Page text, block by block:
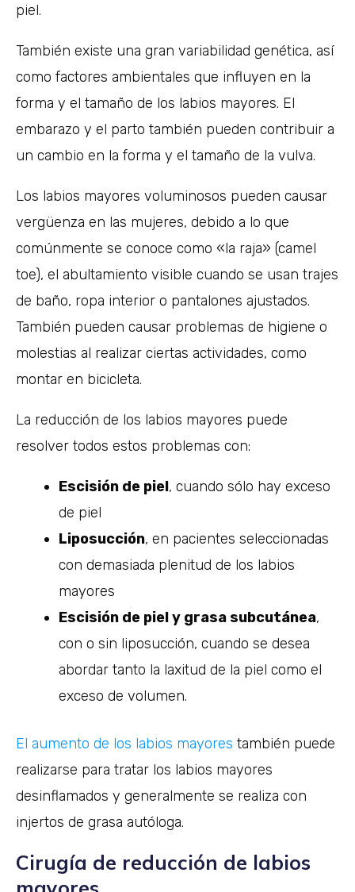
piel.
También existe una gran variabilidad genética, así
como factores ambientales que influyen en la
forma y el tamaño de los labios mayores. El
embarazo y el parto también pueden contribuir a
un cambio en la forma y el tamaño de la vulva.
Los labios mayores voluminosos pueden causar
vergüenza en las mujeres, debido a lo que
comúnmente se conoce como «la raja» (camel
toe), el abultamiento visible cuando se usan trajes
de baño, ropa interior o pantalones ajustados.
También pueden causar problemas de higiene o
molestias al realizar ciertas actividades, como
montar en bicicleta.
La reducción de los labios mayores puede
resolver todos estos problemas con:
Escisión de piel, cuando sólo hay exceso
de piel
Liposucción, en pacientes seleccionadas
con demasiada plenitud de los labios
mayores
Escisión de piel y grasa subcutánea,
con o sin liposucción, cuando se desea
abordar tanto la laxitud de la piel como el
exceso de volumen.
El aumento de los labios mayores también puede
realizarse para tratar los labios mayores
desinflamados y generalmente se realiza con
injertos de grasa autóloga.
Cirugía de reducción de labios